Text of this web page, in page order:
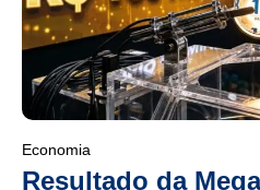
Economia
Resultado da